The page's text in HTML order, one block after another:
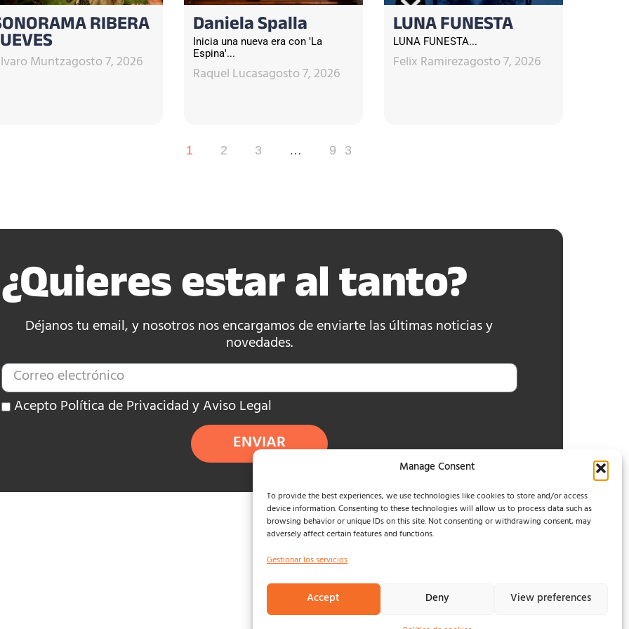
Manage Consent
To provide the best experiences, we use technologies like cookies to store and/or access
device information. Consenting to these technologies will allow us to process data such as
browsing behavior or unique IDs on this site. Not consenting or withdrawing consent, may
adversely affect certain features and functions.
Gestionar los servicios
Accept Deny View preferences
RIBERA
Muntzagosto 7, 2026
Daniela Spalla
Inicia una nueva era con 'La
Espina'...
Raquel Lucasagosto 7, 2026
LUNA FUNESTA
LUNA FUNESTA...
Felix Ramirezagosto 7, 2026
1 2 3 … 93
¿Quieres estar al tanto?
Déjanos tu email, y nosotros nos encargamos de enviarte las últimas noticias y
novedades.
Acepto Política de Privacidad y Aviso Legal
ENVIAR